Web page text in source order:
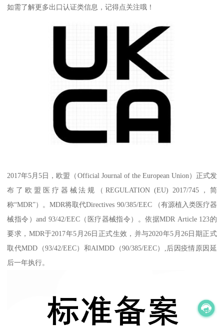
如需了解更多出口认证类信息，记得点关注哦！
2017年5月5日，欧盟（Official Journal of the European Union）正式发
布了欧盟医疗器械法规（REGULATION (EU) 2017/745，简
称“MDR”）。MDR将取代Directives 90/385/EEC （有源植入类医疗器
械指令）and 93/42/EEC（医疗器械指令）。依据MDR Article 123的
要求，MDR于2017年5月26日正式生效，并与2020年5月26日期正式
取代MDD（93/42/EEC）和AIMDD（90/385/EEC）,后因疫情原因延
后一年执行。